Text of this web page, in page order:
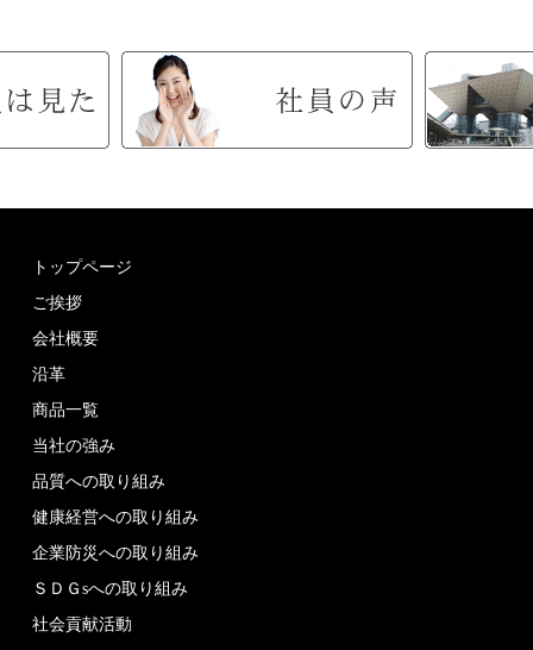
トップページ
ご挨拶
会社概要
沿革
商品一覧
当社の強み
品質への取り組み
健康経営への取り組み
企業防災への取り組み
ＳＤＧsへの取り組み
社会貢献活動